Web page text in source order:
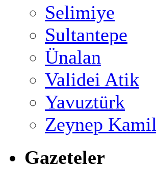
Selimiye
Sultantepe
Ünalan
Validei Atik
Yavuztürk
Zeynep Kamil
Gazeteler